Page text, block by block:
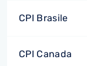
CPI Brasile
CPI Canada